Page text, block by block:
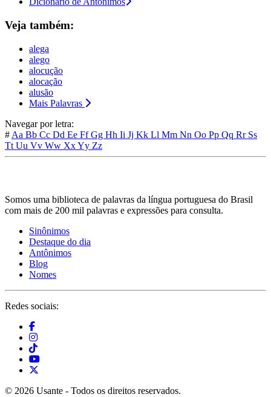
Veja também:
alega
alego
alocução
alocação
alusão
Mais Palavras
Navegar por letra:
# Aa Bb Cc Dd Ee FfGg Hh Ii Jj Kk Ll Mm Nn Oo Pp Qq Rr Ss
Tt Uu Vv Ww XxYy Zz
Somos uma biblioteca de palavras da língua portuguesa do Brasil
com mais de 200 mil palavras e expressões para consulta.
Sinônimos
Destaque do dia
Antônimos
Blog
Nomes
Redes sociais:
© 2026 Usante - Todos os direitos reservados.